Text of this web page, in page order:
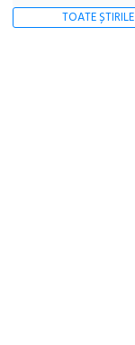
TOATE ȘTIRILE